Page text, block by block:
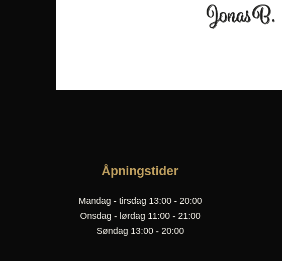
Åpningstider
Mandag - tirsdag 13:00 - 20:00
Onsdag - lørdag 11:00 - 21:00
Søndag 13:00 - 20:00